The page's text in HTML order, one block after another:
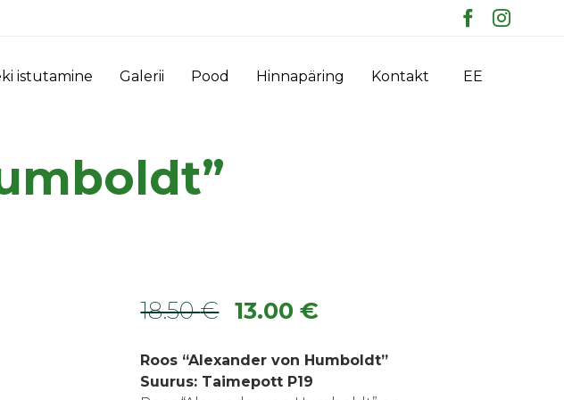
istutamine Galerii Pood Hinnapäring Kontakt EE
18.50€
Algne
oli:
13.00€
on:
Roos “Alexander von Humboldt”
Suurus: Taimepott P19